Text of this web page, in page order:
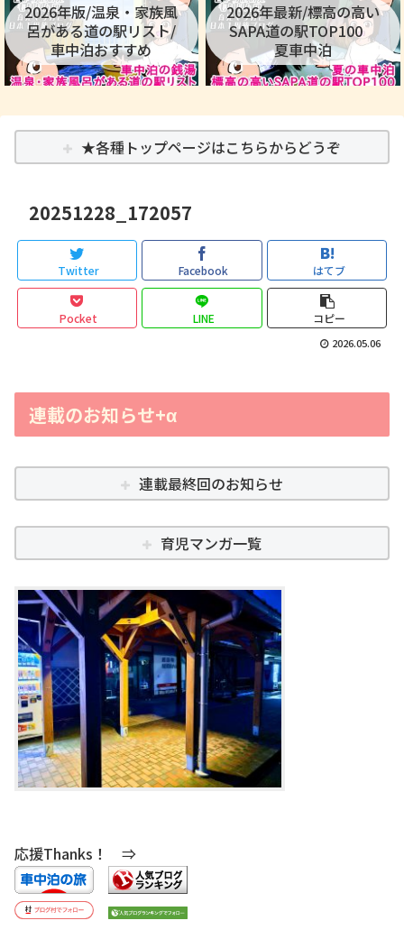
2026年版/温泉・家族風
呂がある道の駅リスト/
車中泊おすすめ
2026年最新/標高の高い
SAPA道の駅TOP100
夏車中泊
★各種トップページはこちらからどうぞ
20251228_172057
Twitter Facebook はてブ
Pocket LINE コピー
2026.05.06
連載のお知らせ+α
連載最終回のお知らせ
育児マンガ一覧
応援Thanks！ ⇒